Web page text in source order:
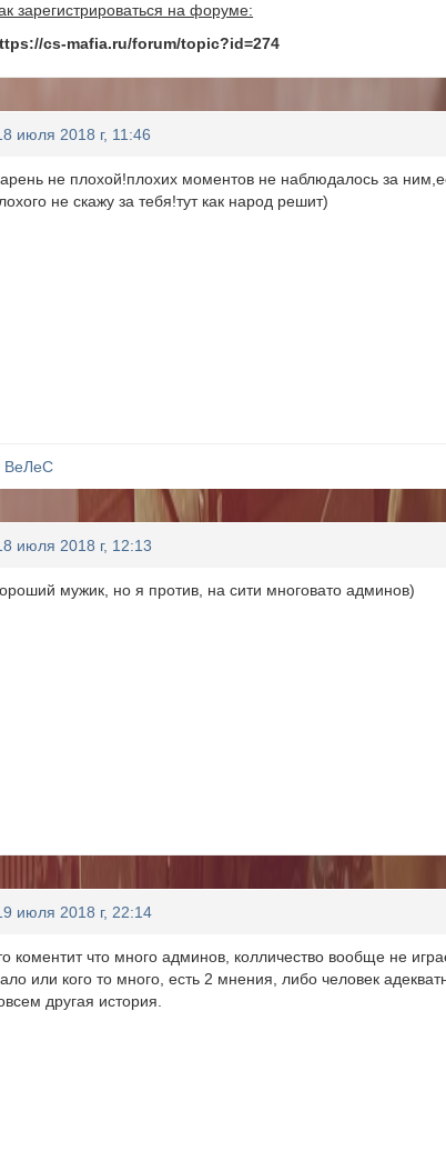
зарегистрироваться на форуме:
cs-mafia.ru/forum/topic?id=274
июля 2018 г, 11:46
не плохой!плохих моментов не наблюдалось за
не скажу за тебя!тут как народ решит)
ВеЛеС
июля 2018 г, 12:13
мужик, но я против, на сити многовато админов)
июля 2018 г, 22:14
коментит что много админов, колличество вообще не
или кого то много, есть 2 мнения, либо человек
другая история.